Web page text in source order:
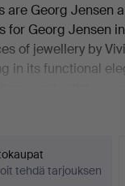
are Georg Jensen
for Georg Jensen
of jewellery by
in its functional
brothers
the auction
and Karl Laine's
tehdä tarjouksen